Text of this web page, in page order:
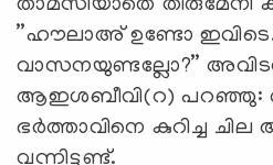
താമസിയാതെ തിരുമേനി
”ഹൗലാഅ് ഉണ്ടോ
വാസനയുണ്ടല്ലോ?”
ആഇശബീവി(റ) പറഞ്ഞു:
ഭര്‍ത്താവിനെ കുറിച്ച
വന്നിട്ടുണ്ട്.